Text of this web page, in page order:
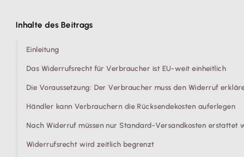
Inhalte des Beitrags
Einleitung
Das Widerrufsrecht für Verbraucher ist EU-weit einheitlich
Die Voraussetzung: Der Verbraucher muss den Widerruf
Händler kann Verbrauchern die Rücksendekosten auferlegen
Nach Widerruf müssen nur Standard-Versandkosten erstattet
Widerrufsrecht wird zeitlich begrenzt